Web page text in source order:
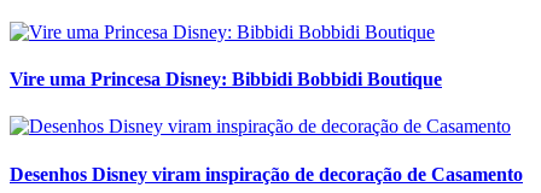
Vire uma Princesa Disney: Bibbidi Bobbidi Boutique
Desenhos Disney viram inspiração de decoração de Casamento